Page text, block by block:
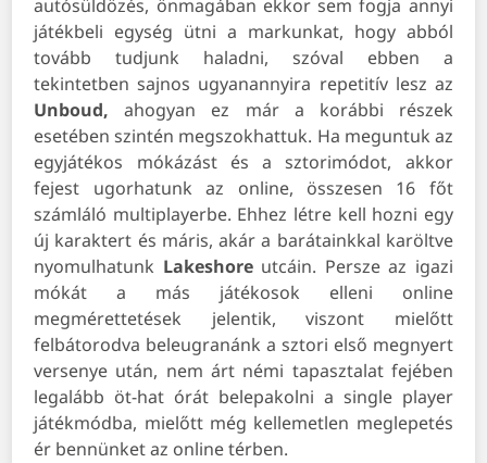
autósüldözés, önmagában ekkor sem fogja annyi
játékbeli egység ütni a markunkat, hogy abból
tovább tudjunk haladni, szóval ebben a
tekintetben sajnos ugyanannyira repetitív lesz az
Unboud, ahogyan ez már a korábbi részek
esetében szintén megszokhattuk. Ha meguntuk az
egyjátékos mókázást és a sztorimódot, akkor
fejest ugorhatunk az online, összesen 16 főt
számláló multiplayerbe. Ehhez létre kell hozni egy
új karaktert és máris, akár a barátainkkal karöltve
nyomulhatunk Lakeshoreutcáin. Persze az igazi
mókát a más játékosok elleni online
megmérettetések jelentik, viszont mielőtt
felbátorodva beleugranánk a sztori első megnyert
versenye után, nem árt némi tapasztalat fejében
legalább öt-hat órát belepakolni a single player
játékmódba, mielőtt még kellemetlen meglepetés
ér bennünket az online térben.